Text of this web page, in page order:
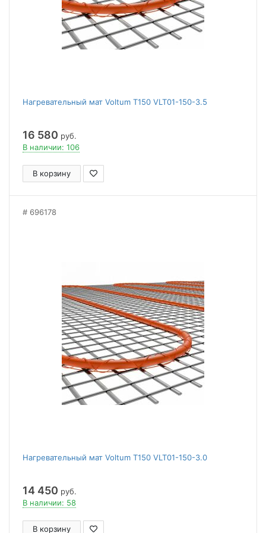
Нагревательный мат Voltum Т150 VLT01-150-3.5
16 580 руб.
В наличии: 106
В корзину
696178
Нагревательный мат Voltum Т150 VLT01-150-3.0
14 450 руб.
В наличии: 58
В корзину